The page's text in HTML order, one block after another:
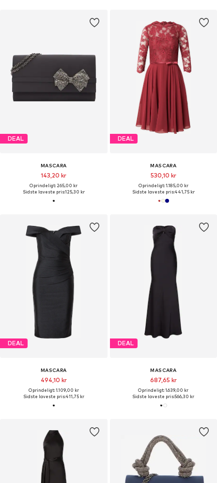
DEAL
MASCARA
143,20 kr
Oprindeligt: 265,00 kr
Sidste laveste pris:125,30 kr
DEAL
MASCARA
530,10 kr
Oprindeligt: 1.185,00 kr
Sidste laveste pris:441,75 kr
DEAL
MASCARA
494,10 kr
Oprindeligt: 1.109,00 kr
Sidste laveste pris:411,75 kr
DEAL
MASCARA
687,65 kr
Oprindeligt: 1.639,00 kr
Sidste laveste pris:566,30 kr